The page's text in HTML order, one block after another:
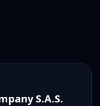
S.A.S.